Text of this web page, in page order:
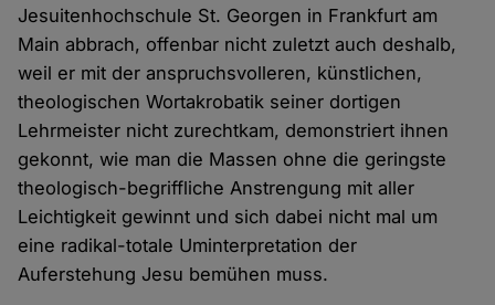
Jesuitenhochschule St. Georgen in Frankfurt am
Main abbrach, offenbar nicht zuletzt auch deshalb,
weil er mit der anspruchsvolleren, künstlichen,
theologischen Wortakrobatik seiner dortigen
Lehrmeister nicht zurechtkam, demonstriert ihnen
gekonnt, wie man die Massen ohne die geringste
theologisch-begriffliche Anstrengung mit aller
Leichtigkeit gewinnt und sich dabei nicht mal um
eine radikal-totale Uminterpretation der
Auferstehung Jesu bemühen muss.